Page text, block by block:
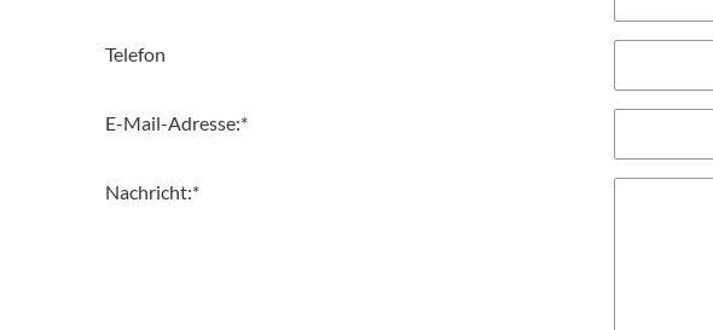
Telefon
E-Mail-Adresse:*
Nachricht:*